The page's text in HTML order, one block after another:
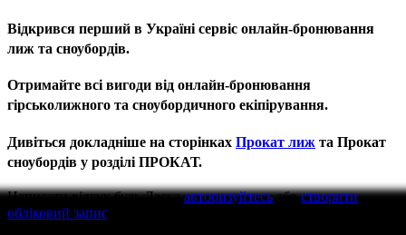
Відкрився перший в Україні сервіс онлайн-бронювання
лиж та сноубордів.
Отримайте всі вигоди від онлайн-бронювання
гірськолижного та сноубордичного екіпірування.
Дивіться докладніше на сторінках Прокат лиж та Прокат
сноубордів у розділі ПРОКАТ.
Написати відгукбудь Ласкаавторизуйтесьабостворити
обліковий запис